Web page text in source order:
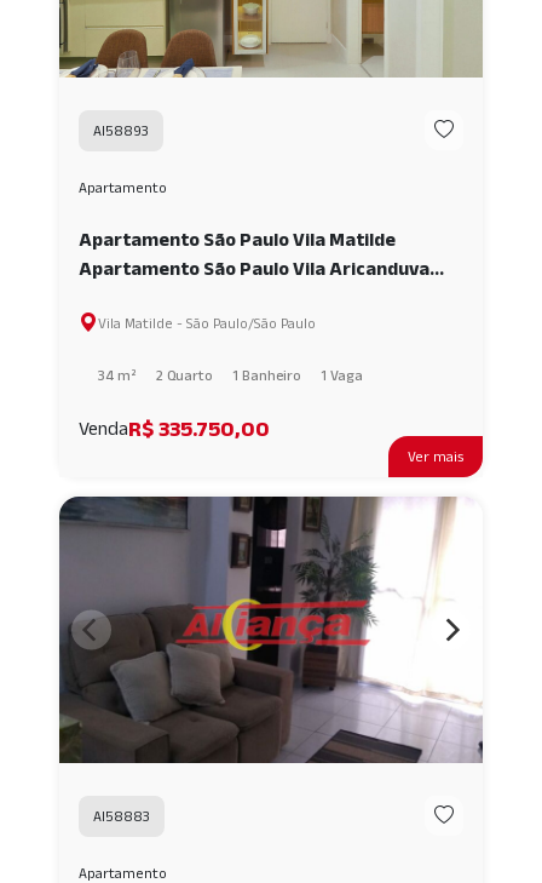
Ver mais
AI58893
Apartamento
Apartamento São Paulo Vila Matilde
Apartamento São Paulo Vila Aricanduva
ao METRÔ AI58893
Vila Matilde - São Paulo/São Paulo
34 m² 2 Quarto 1 Banheiro 1 Vaga
VendaR$ 335.750,00
AI58883
Apartamento